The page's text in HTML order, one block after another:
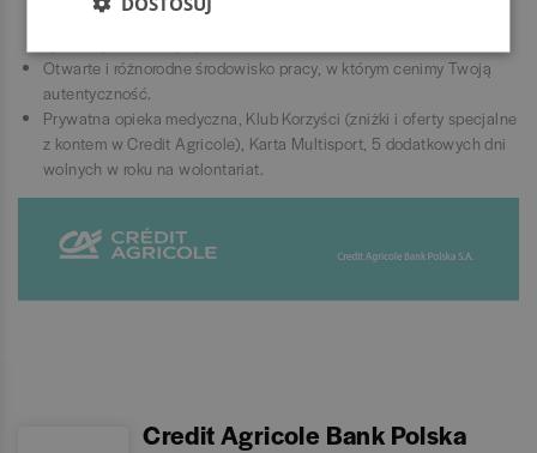
osoby o wspólnych zainteresowaniach lub w podobnej sytuacji
Otwarte i różnorodne środowisko pracy, w którym cenimy Twoją
autentyczność.
Prywatna opieka medyczna, Klub Korzyści (zniżki i oferty specjalne
z kontem w Credit Agricole), Karta Multisport, 5 dodatkowych dni
wolnych w roku na wolontariat.
Credit Agricole Bank Polska